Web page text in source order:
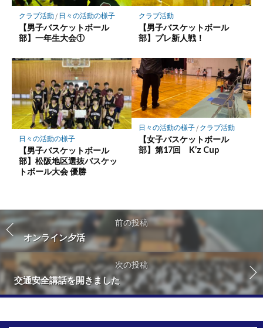
クラブ活動/ 日々の活動の様子
【男子バスケットボール
部】一年生大会①
クラブ活動
【男子バスケットボール
部】プレ新人戦！
日々の活動の様子
【男子バスケットボール
部】松阪地区選抜バスケッ
トボール大会 優勝
日々の活動の様子/ クラブ活動
【女子バスケットボール
部】第17回 K’z Cup
前の投稿
オンライン夕活
次の投稿
交通安全講話を開きました